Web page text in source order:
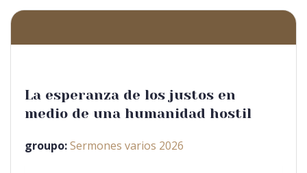
La esperanza de los justos en
medio de una humanidad hostil
groupo:Sermones varios 2026